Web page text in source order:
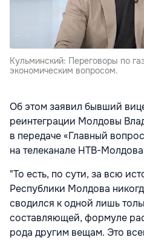
Кульминский: Переговоры по
экономическим вопросом.
Об этом заявил бывший
реинтеграции Молдовы
в передаче «Главный
на телеканале НТВ-
"То есть, по сути, за всю
Республики Молдова
сводился к одной лишь
составляющей, формуле
рода другим вещам. Это